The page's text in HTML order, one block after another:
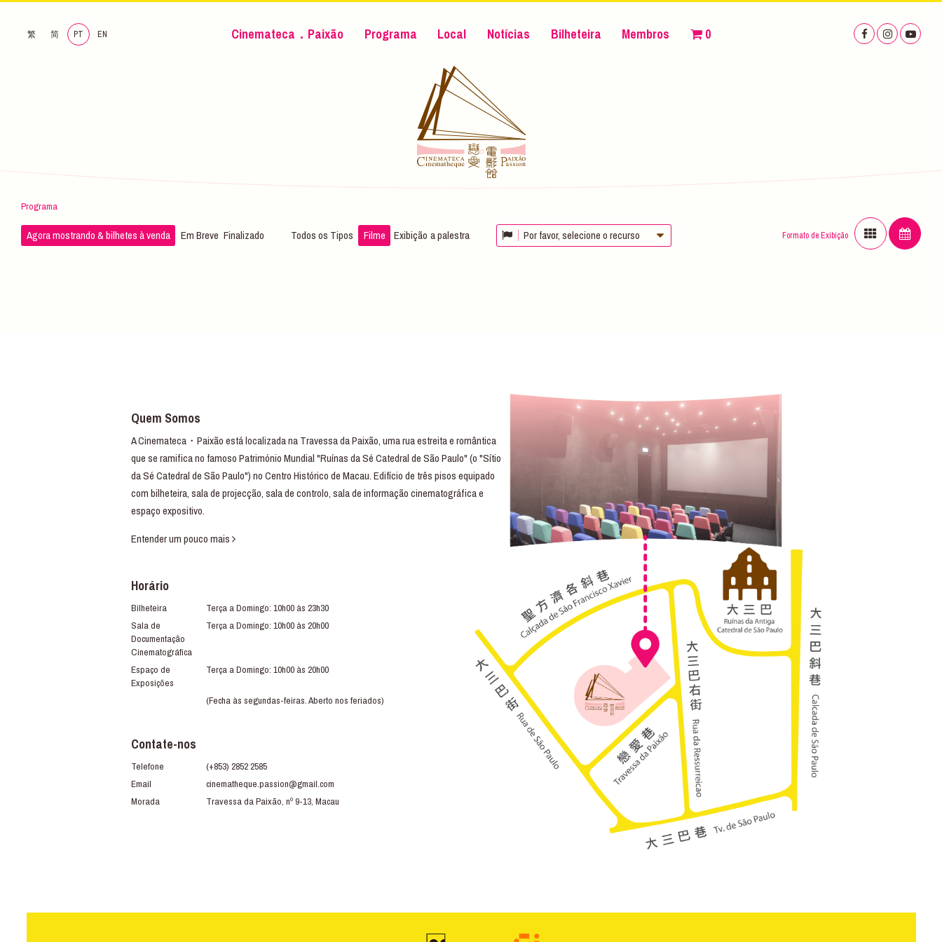
繁 简 PT EN Cinemateca．Paixão Programa Local Notícias Bilheteira Membros 0
Programa
Agora mostrando & bilhetes à venda Em Breve Finalizado Todos os Tipos Filme Exibição a palestra Por favor, selecione o recurso Formato de Exibição
Quem Somos
A Cinemateca・Paixão está localizada na Travessa da Paixão, uma rua estreita e romântica
que se ramifica no famoso Património Mundial "Ruínas da Sé Catedral de São Paulo" (o "Sítio
da Sé Catedral de São Paulo") no Centro Histórico de Macau. Edifício de três pisos equipado
com bilheteira, sala de projecção, sala de controlo, sala de informação cinematográfica e
espaço expositivo.
Entender um pouco mais
Horário
Bilheteira
Terça a Domingo: 10h00 às 23h30
Sala de
Documentação
Cinematográfica
Terça a Domingo: 10h00 às 20h00
Espaço de
Exposições
Terça a Domingo: 10h00 às 20h00
(Fecha às segundas-feiras. Aberto nos feriados)
Contate-nos
Telefone
(+853) 2852 2585
Email
cinematheque.passion@gmail.com
Morada
Travessa da Paixão, nº 9-13, Macau